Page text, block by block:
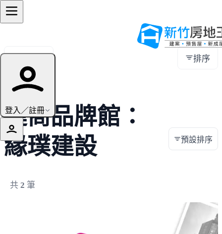
登入／註冊
排序
建商品牌館：
緣璞建設
共 2 筆
預設排序